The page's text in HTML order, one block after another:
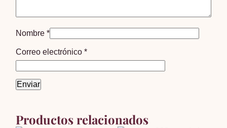
Nombre*
Correo electrónico*
Productos relacionados